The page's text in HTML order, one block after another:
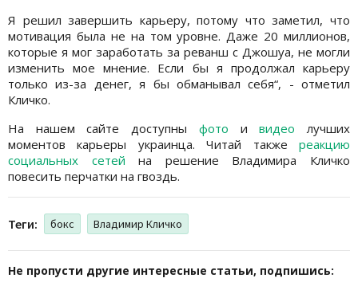
Я решил завершить карьеру, потому что заметил, что
мотивация была не на том уровне. Даже 20 миллионов,
которые я мог заработать за реванш с Джошуа, не могли
изменить мое мнение. Если бы я продолжал карьеру
только из-за денег, я бы обманывал себя“, - отметил
Кличко.
На нашем сайте доступны фото ивидео лучших
моментов карьеры украинца. Читай также реакцию
социальных сетей на решение Владимира Кличко
повесить перчатки на гвоздь.
Теги: бокс Владимир Кличко
Не пропусти другие интересные статьи, подпишись: